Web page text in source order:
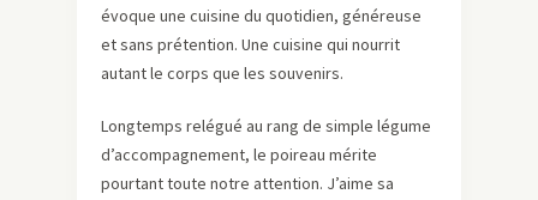
évoque une cuisine du quotidien, généreuse
et sans prétention. Une cuisine qui nourrit
autant le corps que les souvenirs.
Longtemps relégué au rang de simple légume
d’accompagnement, le poireau mérite
pourtant toute notre attention. J’aime sa